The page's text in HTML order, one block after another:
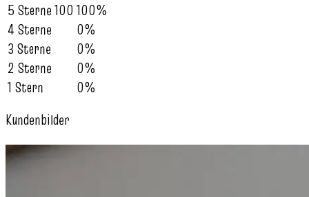
5 Sterne100 100%
4 Sterne
0%
3 Sterne
0%
2 Sterne
0%
1 Stern
0%
Kundenbilder